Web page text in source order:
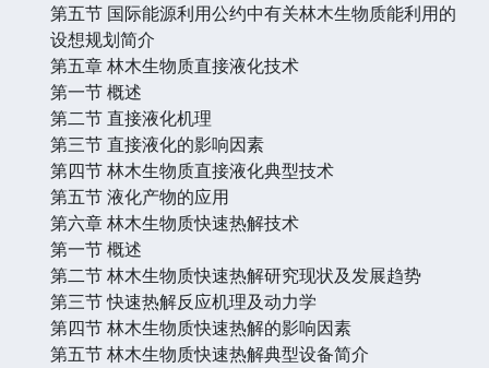
第五节 国际能源利用公约中有关林木生物质能利用的
设想规划简介
第五章 林木生物质直接液化技术
第一节 概述
第二节 直接液化机理
第三节 直接液化的影响因素
第四节 林木生物质直接液化典型技术
第五节 液化产物的应用
第六章 林木生物质快速热解技术
第一节 概述
第二节 林木生物质快速热解研究现状及发展趋势
第三节 快速热解反应机理及动力学
第四节 林木生物质快速热解的影响因素
第五节 林木生物质快速热解典型设备简介